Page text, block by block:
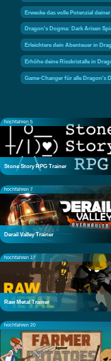
Erwecke das volle Potenzial
Dragon's Dogma: Dark Arisen
Erleichtere dein Abenteuer in
Erhöhe deine Risskristalle in
Game-Changer für alle Dragon's
hochfahren 5
Stone Story RPG Trainer
hochfahren 7
Derail Valley Trainer
hochfahren 17
Raw Metal Trainer
hochfahren 20